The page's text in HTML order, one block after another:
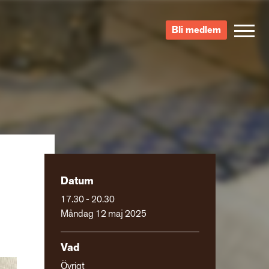
Bli medlem
Datum
17.30 - 20.30
Måndag 12 maj 2025
Vad
Övrigt